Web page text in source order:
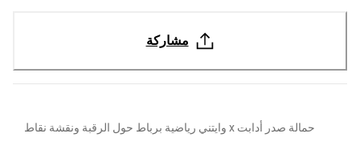
مشاركة
حمالة صدر أدابت x وايتني رياضية برباط حول الرقبة ونقشة نقاط